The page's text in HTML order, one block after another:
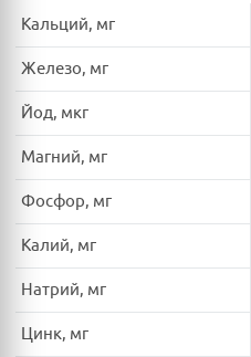
Кальций, мг
Железо, мг
Йод, мкг
Магний, мг
Фосфор, мг
Калий, мг
Натрий, мг
Цинк, мг